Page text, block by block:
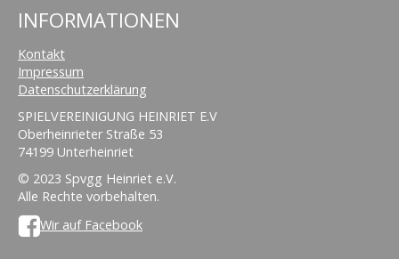
INFORMATIONEN
Kontakt
Impressum
Datenschutzerklärung
SPIELVEREINIGUNG HEINRIET E.V
Oberheinrieter Straße 53
74199 Unterheinriet
© 2023 Spvgg Heinriet e.V.
Alle Rechte vorbehalten.
Wir auf Facebook